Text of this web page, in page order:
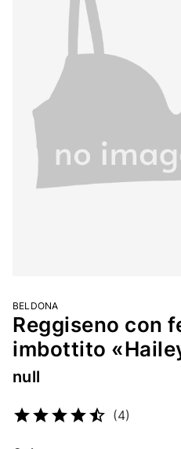
BELDONA
Reggiseno con
imbottito
null
(4)